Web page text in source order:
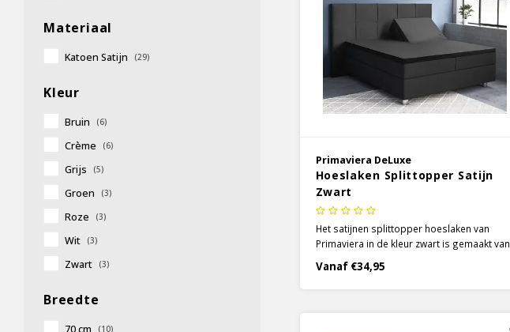
Materiaal
Katoen Satijn (29)
Kleur
Bruin (6)
Crème (6)
Grijs (5)
Groen (3)
Roze (3)
Wit (3)
Zwart (3)
Breedte
70 cm (10)
Primaviera DeLuxe
Hoeslaken Splittopper Satijn
Zwart
Het satijnen splittopper hoeslaken van
Primaviera in de kleur zwart is gemaakt van
lang, zodat het hoeslaken moeiteloos
meebeweegt met de individuele
Vanaf €34,95